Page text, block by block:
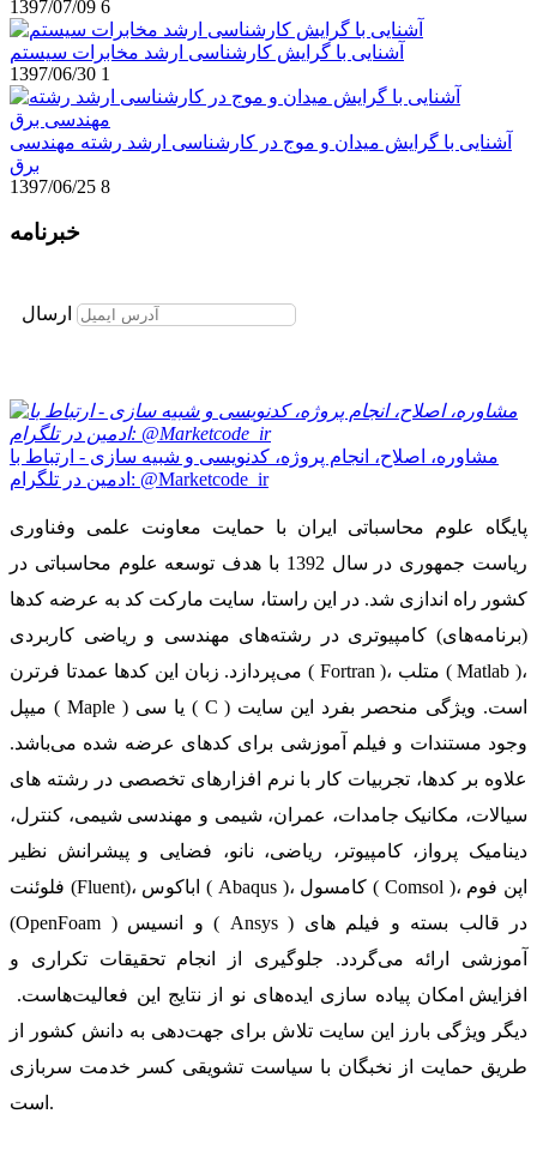
1397/07/09 6
آشنایی با گرایش کارشناسی ارشد مخابرات سیستم
1397/06/30 1
آشنایی با گرایش میدان و موج در کارشناسی ارشد رشته مهندسی
برق
1397/06/25 8
خبرنامه
ارسال
مشاوره، اصلاح، انجام پروژه، کدنویسی و شبیه سازی - ارتباط با
ادمین در تلگرام: @Marketcode_ir
پایگاه علوم محاسباتی ایران با حمایت معاونت علمی وفناوری
ریاست جمهوری در سال 1392 با هدف توسعه علوم محاسباتی در
کشور راه اندازی شد. در این راستا، سایت مارکت کد به عرضه کدها
(برنامه‌های) کامپیوتری در رشته‌های مهندسی و ریاضی کاربردی
می‌پردازد. زبان این کدها عمدتا فرترن ( Fortran )، متلب ( Matlab )،
میپل ( Maple ) یا سی ( C ) است. ویژگی منحصر بفرد این سایت
وجود مستندات و فیلم آموزشی برای کدهای عرضه شده می‌باشد.
علاوه بر کدها، تجربیات کار با نرم افزارهای تخصصی در رشته های
سیالات، مکانیک جامدات، عمران، شیمی و مهندسی شیمی، کنترل،
دینامیک پرواز، کامپیوتر، ریاضی، نانو، فضایی و پیشرانش نظیر
فلوئنت (Fluent)، اباکوس ( Abaqus )، کامسول ( Comsol )، اپن فوم
(OpenFoam ) و انسیس ( Ansys ) در قالب بسته‌ و فیلم های
آموزشی ارائه می‌گردد. جلوگیری از انجام تحقیقات تکراری و
افزایش امکان پیاده سازی ایده‌های نو از نتایج این فعالیت‌هاست.
دیگر ویژگی بارز این سایت تلاش برای جهت‌دهی به دانش کشور از
طریق حمایت از نخبگان با سیاست تشویقی کسر خدمت سربازی
است.